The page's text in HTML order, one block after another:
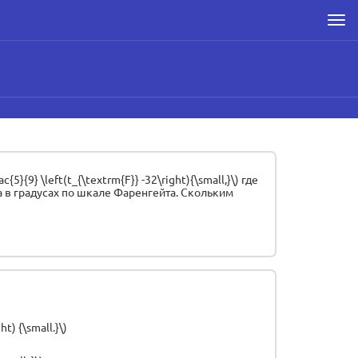
\left(t_{\textrm{F}} -32\right){\small,}\) где
градусах по шкале Фаренгейта. Скольким
{\small.}\)